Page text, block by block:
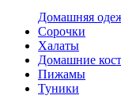
Домашняя
Сорочки
Халаты
Домашние
Пижамы
Туники